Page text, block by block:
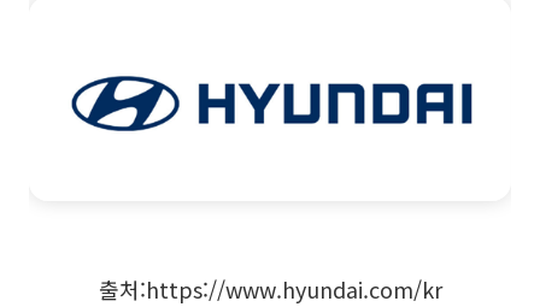
출처:https://www.hyundai.com/kr